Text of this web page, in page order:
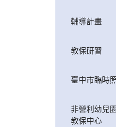
輔導計畫
教保研習
臺中市臨時
非營利幼兒
教保中心